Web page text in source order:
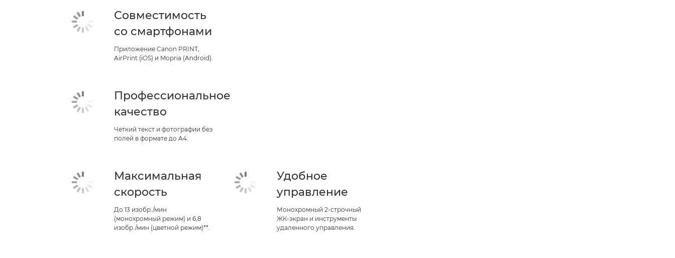
Совместимость
со смартфонами
Приложение Canon PRINT,
AirPrint (iOS) и Mopria (Android).
Профессиональное
качество
Четкий текст и фотографии без
полей в формате до A4.
Максимальная
скорость
До 13 изобр./мин
(монохромный режим) и 6,8
изобр./мин (цветной режим)**.
Удобное
управление
Монохромный 2-строчный
ЖК-экран и инструменты
удаленного управления.